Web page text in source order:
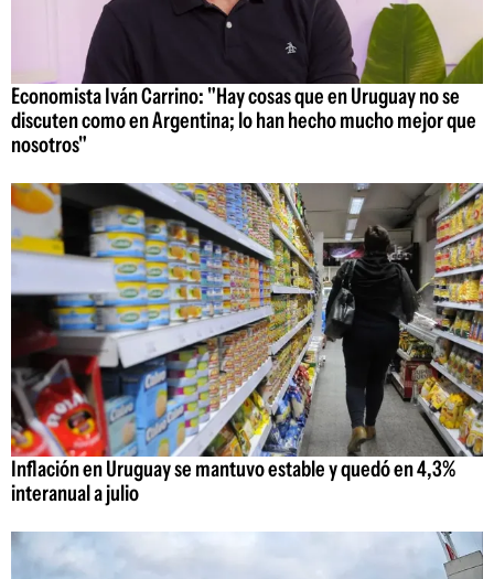
Economista Iván Carrino: "Hay cosas que en Uruguay no se
discuten como en Argentina; lo han hecho mucho mejor que
nosotros"
Inflación en Uruguay se mantuvo estable y quedó en 4,3%
interanual a julio